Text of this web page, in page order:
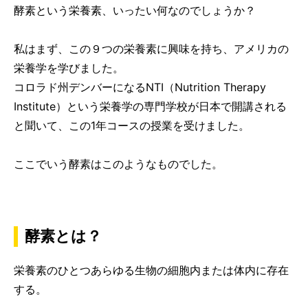
酵素という栄養素、いったい何なのでしょうか？
私はまず、この９つの栄養素に興味を持ち、アメリカの
栄養学を学びました。
コロラド州デンバーになるNTI（Nutrition Therapy
Institute）という栄養学の専門学校が日本で開講される
と聞いて、この1年コースの授業を受けました。
ここでいう酵素はこのようなものでした。
酵素とは？
栄養素のひとつあらゆる生物の細胞内または体内に存在
する。